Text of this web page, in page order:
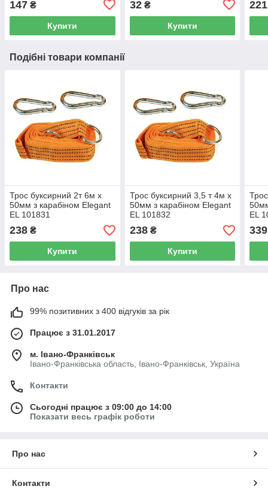
147 ₴
Купити
32₴
Купити
221
Подібні товари компанії
Трос буксирний 2т 6м х
50мм з карабіном Elegant
EL 101831
238 ₴
Купити
Трос буксирний 3,5 т 4м х
50мм з карабіном Elegant
EL 101832
238₴
Купити
EL
339
Про нас
99% позитивних з 400 відгуків за рік
Працює з 31.01.2017
м. Івано-Франківськ
Івано-Франківська область, Івано-Франківськ, Україна
Контакти
Сьогодні працює з 09:00 до 14:00
Показати весь графік роботи
Про нас
Контакти